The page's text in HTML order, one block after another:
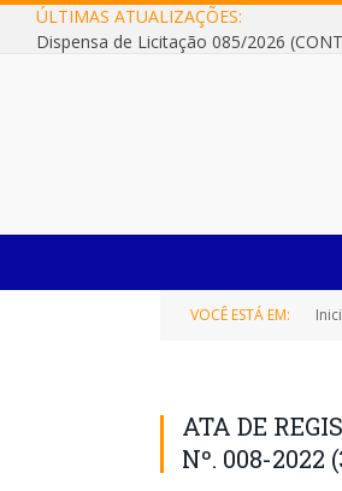
ÚLTIMAS ATUALIZAÇÕES:
VOCÊ ESTÁ EM:
ATA DE
Nº. 008-2022